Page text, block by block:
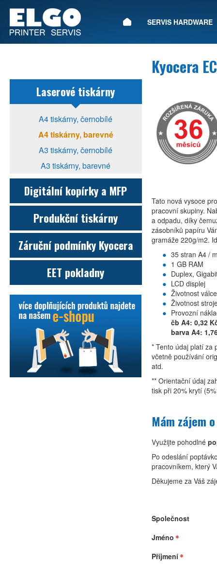
ÚVOD SERVIS HARDWARE
Laserové tiskárny
A4 tiskárny, černobílé
A4 tiskárny, barevné
A3 tiskárny, černobílé
A3 tiskárny, barevné
Digitální kopírky a MFP
Produkční tiskárny
Záruční podmínky Kyocera
EET pokladny
Kyocera
Tato nová vysoce
pracovní skupiny.
a odpadu, díky
zásobníků papíru
gramáže 220g/m2.
35 stran A4 /
1 GB RAM
Duplex,
LCD displej
Životnost
Životnost
Provozní
čb A4: 0,32
barva A4:
* Tento údaj platí za
včetně používání
atd.
** Orientační údaj
tisk při 20% krytí
Mám zájem
Využijte pohodlné
Po odeslání
pracovníkem, který
Děkujeme za Váš
Společnost
Jméno
Příjmení